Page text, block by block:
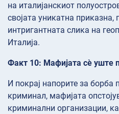
на италијанскиот
својата уникатна приказна,
интригантната слика на
Италија.
Факт 10: Мафијата сè уште
И покрај напорите за борба
криминал, мафијата
криминални организации,